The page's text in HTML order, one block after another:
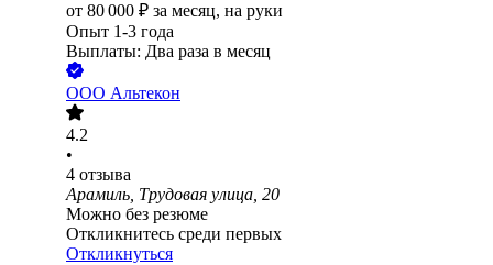
от 80 000 ₽ за месяц, на руки
Опыт 1-3 года
Выплаты: Два раза в месяц
ООО Альтекон
4.2
•
4 отзыва
Арамиль, Трудовая улица, 20
Можно без резюме
Откликнитесь среди первых
Откликнуться